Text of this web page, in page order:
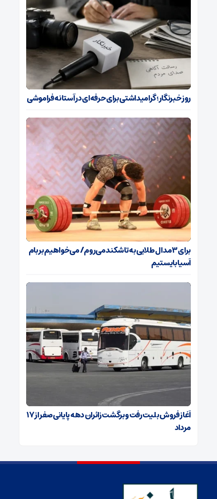
روز خبرنگار؛ گرامیداشتی برای حرفه‌ای در آستانه فراموشی
برای ۳ مدال طلایی به تاشکند می‌روم/ می‌خواهیم بر بام
آسیا بایستیم
آغاز فروش بلیت رفت و برگشت زائران دهه پایانی صفر از ۱۷
مرداد